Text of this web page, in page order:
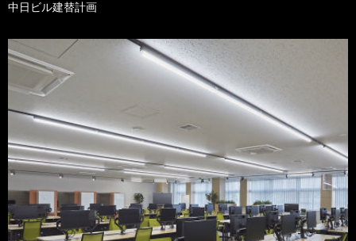
中日ビル建替計画